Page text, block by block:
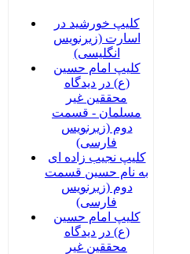
کلیپ خورشید در
اسارت (زیرنویس
انگلیسی)
کلیپ امام حسین
(ع) در دیدگاه
محققین غیر
مسلمان - قسمت
دوم (زیرنویس
فارسی)
کلیپ نجیب زاده ای
به نام حسین قسمت
دوم (زیرنویس
فارسی)
کلیپ امام حسین
(ع) در دیدگاه
محققین غیر